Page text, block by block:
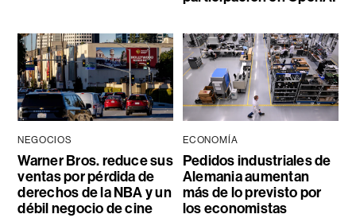
NEGOCIOS
Warner Bros. reduce sus
ventas por pérdida de
derechos de la NBA y un
débil negocio de cine
ECONOMÍA
Pedidos industriales de
Alemania aumentan
más de lo previsto por
los economistas